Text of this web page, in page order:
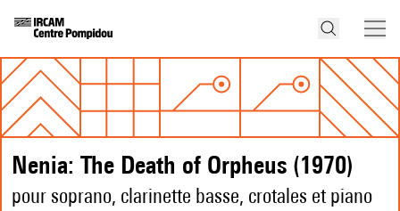
Nenia: The Death of Orpheus (1970)
pour soprano, clarinette basse, crotales et piano